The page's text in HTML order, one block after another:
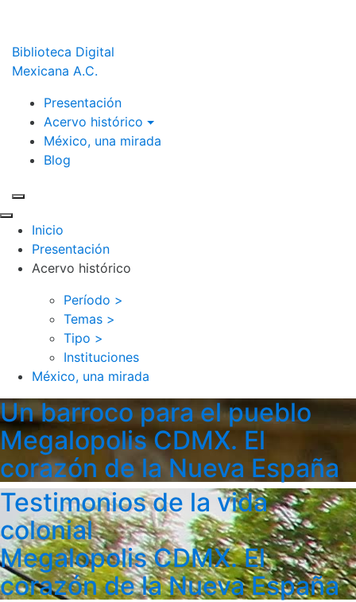
Biblioteca Digital
Mexicana A.C.
Presentación
Acervo histórico
México, una mirada
Blog
Inicio
Presentación
Acervo histórico
Período >
Temas >
Tipo >
Instituciones
México, una mirada
Un barroco para el pueblo
Megalopolis CDMX. El
corazón de la Nueva España
Testimonios de la vida
colonial
Megalopolis CDMX. El
corazón de la Nueva España